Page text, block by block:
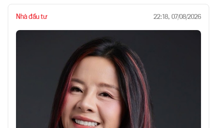
Nhà đầu tư 22:18, 07/08/2026